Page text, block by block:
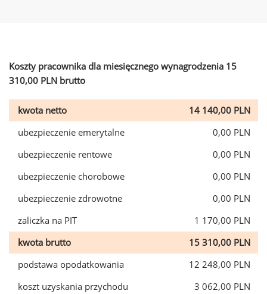
Koszty pracownika dla miesięcznego wynagrodzenia 15
310,00 PLN brutto
kwota netto
14 140,00 PLN
ubezpieczenie emerytalne
0,00 PLN
ubezpieczenie rentowe
0,00 PLN
ubezpieczenie chorobowe
0,00 PLN
ubezpieczenie zdrowotne
0,00 PLN
zaliczka na PIT
1 170,00 PLN
kwota brutto
15 310,00 PLN
podstawa opodatkowania
12 248,00 PLN
koszt uzyskania przychodu
3 062,00 PLN